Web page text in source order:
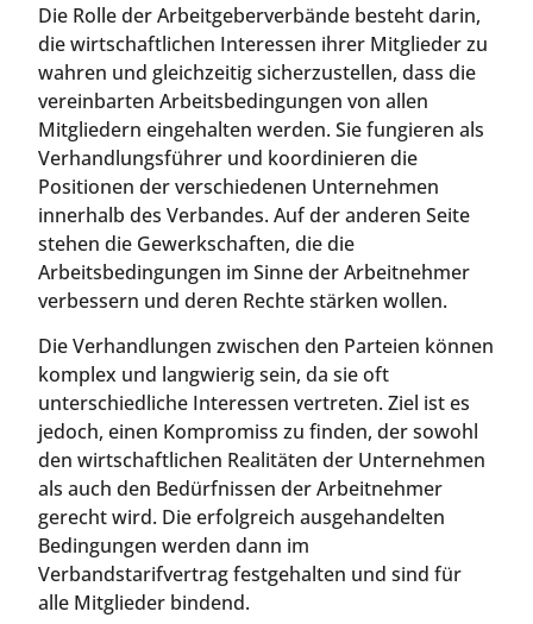
Die Rolle der Arbeitgeberverbände besteht darin,
die wirtschaftlichen Interessen ihrer Mitglieder zu
wahren und gleichzeitig sicherzustellen, dass die
vereinbarten Arbeitsbedingungen von allen
Mitgliedern eingehalten werden. Sie fungieren als
Verhandlungsführer und koordinieren die
Positionen der verschiedenen Unternehmen
innerhalb des Verbandes. Auf der anderen Seite
stehen die Gewerkschaften, die die
Arbeitsbedingungen im Sinne der Arbeitnehmer
verbessern und deren Rechte stärken wollen.
Die Verhandlungen zwischen den Parteien können
komplex und langwierig sein, da sie oft
unterschiedliche Interessen vertreten. Ziel ist es
jedoch, einen Kompromiss zu finden, der sowohl
den wirtschaftlichen Realitäten der Unternehmen
als auch den Bedürfnissen der Arbeitnehmer
gerecht wird. Die erfolgreich ausgehandelten
Bedingungen werden dann im
Verbandstarifvertrag festgehalten und sind für
alle Mitglieder bindend.